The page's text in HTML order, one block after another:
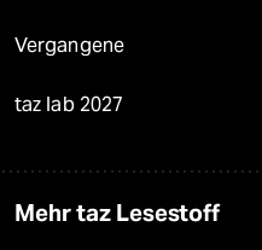
Vergangene
taz lab 2027
Mehr taz Lesestoff